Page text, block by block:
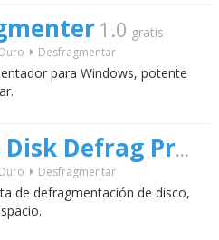
1.0 gratis
Desfragmentar
para Windows, potente
Auslogics Disk Defrag Pro
Desfragmentar
de defragmentación de disco,